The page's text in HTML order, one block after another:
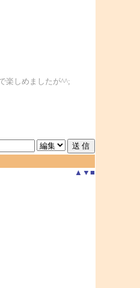
楽しめましたが^^;
▲ ▼ ■